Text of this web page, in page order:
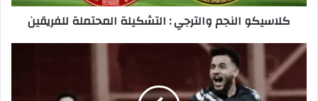
كلاسيكو النجم والترجي : التشكيلة المحتملة للفريقين
الدوري
السويسري:
الحاج